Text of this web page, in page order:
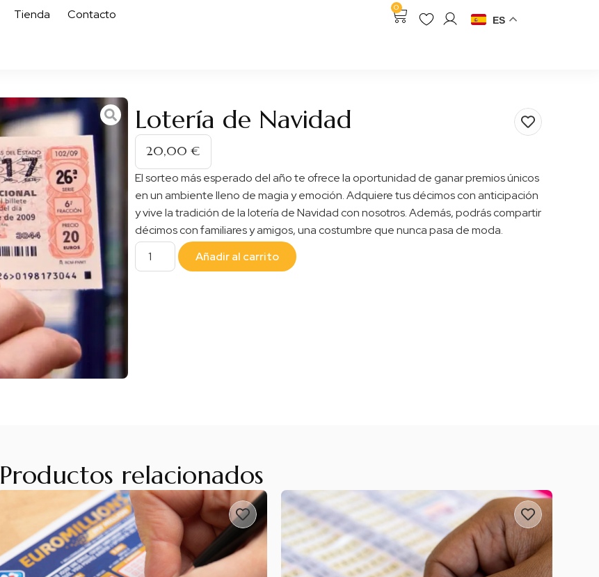
Tienda Contacto 0
ES
Lotería de Navidad
20,00 €
El sorteo más esperado del año te ofrece la oportunidad de ganar premios únicos
en un ambiente lleno de magia y emoción. Adquiere tus décimos con anticipación
y vive la tradición de la lotería de Navidad con nosotros. Además, podrás compartir
décimos con familiares y amigos, una costumbre que nunca pasa de moda.
Añadir al carrito
Productos relacionados